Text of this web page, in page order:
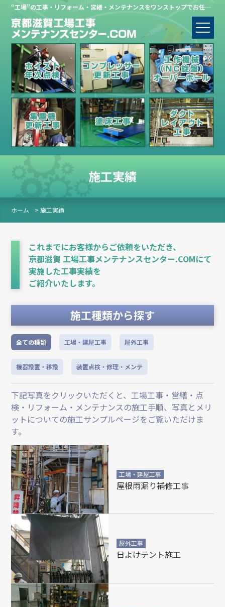
“工場”の工事・リフォーム・営繕・メンテナンスをワンストップでお任せください。
施工実績
ホーム > 施工実績
これまでにお客様からご依頼をいただき、
京都滋賀 工場工事メンテナンスセンター.COMにて
実施した工事実績を
ご紹介いたします。
施工種類から探す
全ての種類 工場・建屋工事 屋外工事
機器設置・移設 装置点検・修理・メンテ
下記写真をクリックいただくと、工場工事・営繕・点
検・リフォーム・メンテナンスの施工手順、写真とメリ
ットについての施工サンプルページをご覧いただけま
す。
工場・建屋工事
屋根雨漏り補修工事
屋外工事
日よけテント施工